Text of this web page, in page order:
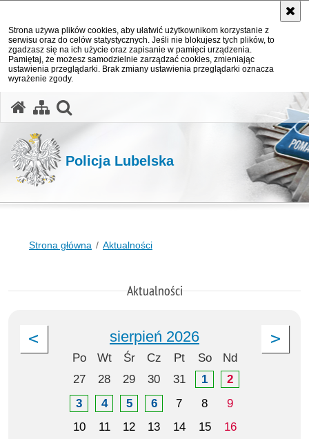
Strona używa plików cookies, aby ułatwić użytkownikom korzystanie z
serwisu oraz do celów statystycznych. Jeśli nie blokujesz tych plików, to
zgadzasz się na ich użycie oraz zapisanie w pamięci urządzenia.
Pamiętaj, że możesz samodzielnie zarządzać cookies, zmieniając
ustawienia przeglądarki. Brak zmiany ustawienia przeglądarki oznacza
wyrażenie zgody.
Policja Lubelska
Strona główna Aktualności
Aktualności
sierpień 2026
Po Wt Śr Cz Pt So
Nd
27
28 29 30 31 1
2
3
4 5 6 7 8
9
10
11 12 13 14 15
16